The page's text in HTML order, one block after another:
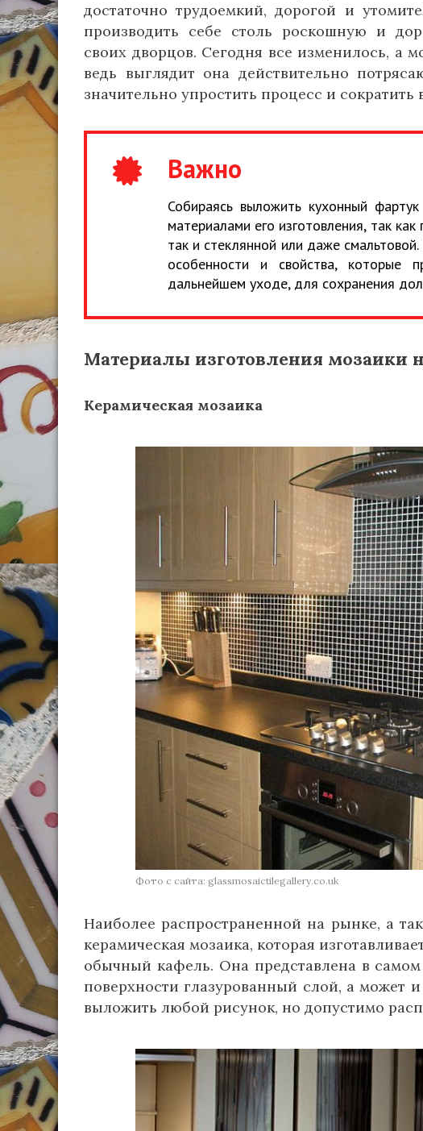
достаточно трудоемкий, дорогой и
производить себе столь роскошную и
своих дворцов. Сегодня все изменилось, а
ведь выглядит она действительно
значительно упростить процесс и сократить
Важно
Собираясь выложить кухонный
материалами его изготовления, так
так и стеклянной или даже
особенности и свойства, которые
дальнейшем уходе, для сохранения
Материалы изготовления мозаики
Керамическая мозаика
Фото с сайта: glassmosaictilegallery.co.uk
Наиболее распространенной на рынке, а
керамическая мозаика, которая
обычный кафель. Она представлена в
поверхности глазурованный слой, а может
выложить любой рисунок, но допустимо